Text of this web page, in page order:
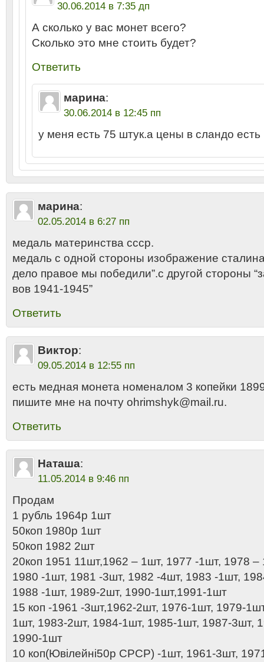
30.06.2014 в 7:35 дп
А сколько у вас монет всего?
Сколько это мне стоить будет?
Ответить
марина:
30.06.2014 в 12:45 пп
у меня есть 75 штук.а цены в сландо
марина:
02.05.2014 в 6:27 пп
медаль материнства ссср.
медаль с одной стороны изображение
дело правое мы победили”.с другой стороны
вов 1941-1945”
Ответить
Виктор:
09.05.2014 в 12:55 пп
есть медная монета номеналом 3 копейки
пишите мне на почту ohrimshyk@mail.ru.
Ответить
Наташа:
11.05.2014 в 9:46 пп
Продам
1 рубль 1964р 1шт
50коп 1980р 1шт
50коп 1982 2шт
20коп 1951 11шт,1962 – 1шт, 1977 -1шт, 1978 –
1980 -1шт, 1981 -3шт, 1982 -4шт, 1983 -1шт,
1988 -1шт, 1989-2шт, 1990-1шт,1991-1шт
15 коп -1961 -3шт,1962-2шт, 1976-1шт, 1979-
1шт, 1983-2шт, 1984-1шт, 1985-1шт, 1987-3шт,
1990-1шт
10 коп(Ювілейні50р СРСР) -1шт, 1961-3шт,